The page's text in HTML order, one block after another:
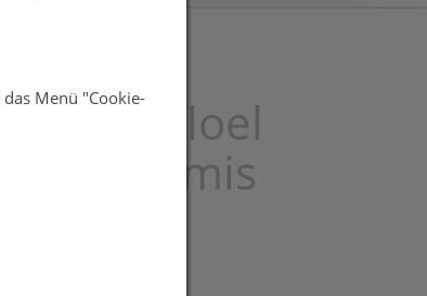
-dynamis
Menü "Cookie-